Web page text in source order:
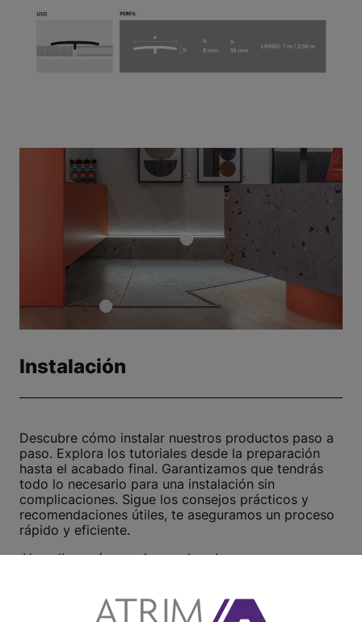
Instalación
Descubre cómo instalar nuestros productos paso a
paso. Explora los tutoriales desde la preparación
hasta el acabado final. Garantizamos que tendrás
todo lo necesario para una instalación sin
complicaciones. Sigue los consejos prácticos y
recomendaciones útiles, te aseguramos un proceso
rápido y eficiente.
¡Haz clic aquí y comienza ahora!
Ver otros tutoriales